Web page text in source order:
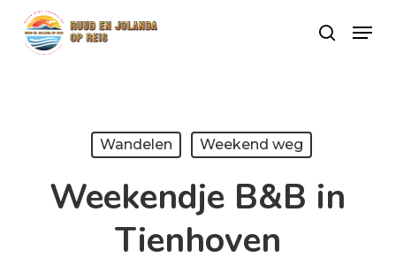
Skip
search
Menu
Wandelen Weekend weg
Weekendje B&B in
Tienhoven